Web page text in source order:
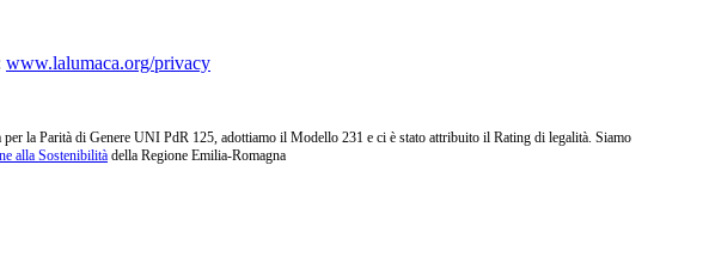
www.lalumaca.org/privacy
la Parità di Genere UNI PdR 125, adottiamo il Modello 231 e ci è stato attribuito il Rating di legalità. Siamo
alla Sostenibilità della Regione Emilia-Romagna